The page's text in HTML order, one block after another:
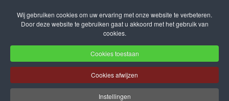
Wij gebruiken cookies om uw ervaring met onze website te verbeteren.
Door deze website te gebruiken gaat u akkoord met het gebruik van
cookies.
Cookies toestaan
Cookies afwijzen
Instellingen
Terug naar hoofdinhoud